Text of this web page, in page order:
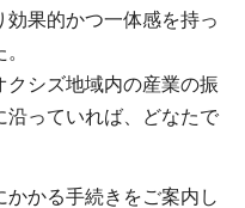
果的かつ一体感を持っ
クシズ地域内の産業の振
沿っていれば、どなたで
かる手続きをご案内し